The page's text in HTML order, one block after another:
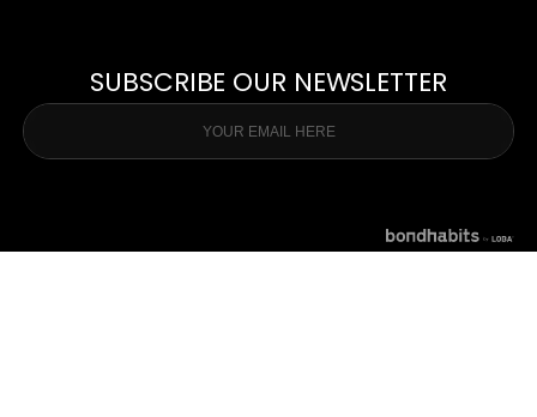
SUBSCRIBE OUR NEWSLETTER